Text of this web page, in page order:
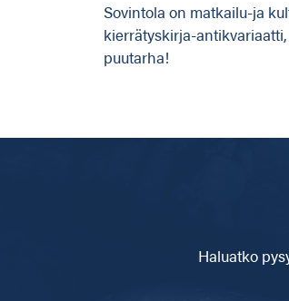
Sovintola on matkailu-ja
kierrätyskirja-
puutarha!
Haluatko